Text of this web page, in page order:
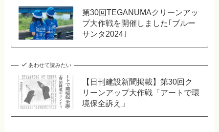
第30回TEGANUMAクリーンアッ
プ大作戦を開催しました｢ブルー
サンタ2024｣
あわせて読みたい
【日刊建設新聞掲載】第30回ク
リーンアップ大作戦「アートで環
境保全訴え」